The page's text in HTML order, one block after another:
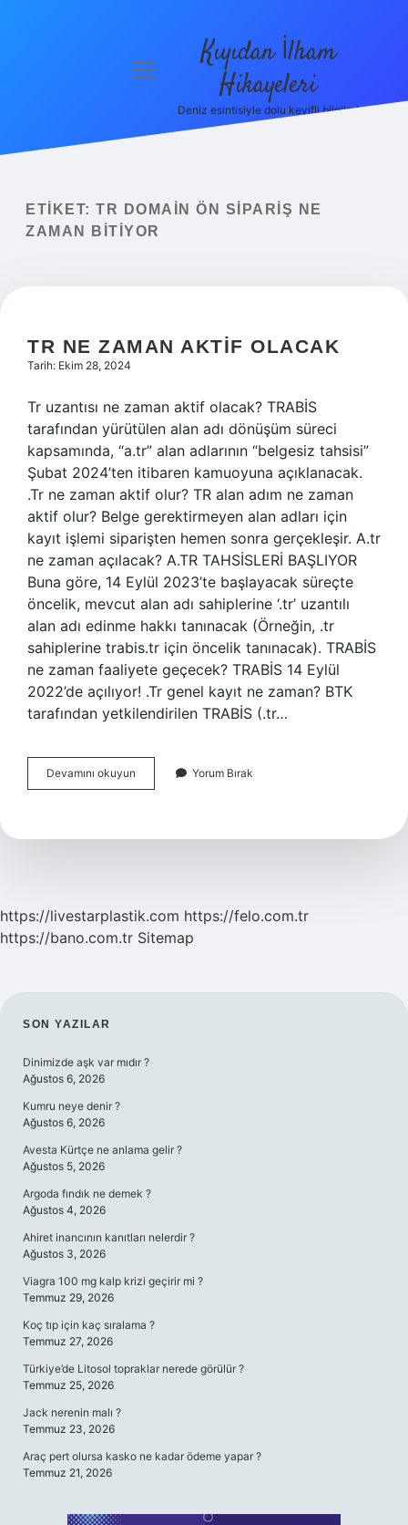
Yasal Uyarı
menüyü
Kıyıdan İlham
Hikayeleri
Deniz esintisiyle dolu keyifli bilgiler!
ETIKET: TR DOMAIN ÖN SIPARIŞ NE
ZAMAN BITIYOR
TR NE ZAMAN AKTIF OLACAK
Tarih: Ekim 28, 2024
Tr uzantısı ne zaman aktif olacak? TRABİS
tarafından yürütülen alan adı dönüşüm süreci
kapsamında, “a.tr” alan adlarının “belgesiz tahsisi”
Şubat 2024’ten itibaren kamuoyuna açıklanacak.
.Tr ne zaman aktif olur? TR alan adım ne zaman
aktif olur? Belge gerektirmeyen alan adları için
kayıt işlemi siparişten hemen sonra gerçekleşir. A.tr
ne zaman açılacak? A.TR TAHSİSLERİ BAŞLIYOR
Buna göre, 14 Eylül 2023’te başlayacak süreçte
öncelik, mevcut alan adı sahiplerine ‘.tr’ uzantılı
alan adı edinme hakkı tanınacak (Örneğin, .tr
sahiplerine trabis.tr için öncelik tanınacak). TRABİS
ne zaman faaliyete geçecek? TRABİS 14 Eylül
2022’de açılıyor! .Tr genel kayıt ne zaman? BTK
tarafından yetkilendirilen TRABİS (.tr…
Devamını okuyun
Ne
Olacak
Yorum Bırak
https://livestarplastik.com https://felo.com.tr
https://bano.com.tr Sitemap
SIDEBAR
SON YAZILAR
Dinimizde aşk var mıdır ?
Ağustos 6, 2026
Kumru neye denir ?
Ağustos 6, 2026
Avesta Kürtçe ne anlama gelir ?
Ağustos 5, 2026
Argoda fındık ne demek ?
Ağustos 4, 2026
Ahiret inancının kanıtları nelerdir ?
Ağustos 3, 2026
Viagra 100 mg kalp krizi geçirir mi ?
Temmuz 29, 2026
Koç tıp için kaç sıralama ?
Temmuz 27, 2026
Türkiye’de Litosol topraklar nerede görülür ?
Temmuz 25, 2026
Jack nerenin malı ?
Temmuz 23, 2026
Araç pert olursa kasko ne kadar ödeme yapar ?
Temmuz 21, 2026